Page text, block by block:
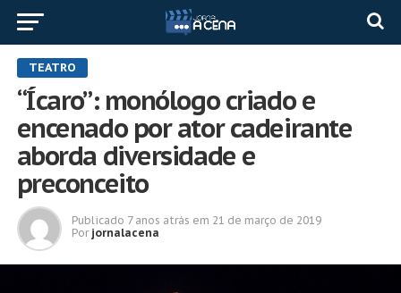
TEATRO
“Ícaro”: monólogo criado e
encenado por ator cadeirante
aborda diversidade e
preconceito
Publicado 7 anos atrás em 21 de março de 2019
Por jornalacena